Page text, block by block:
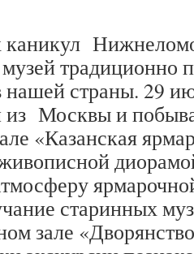
традиционно
нашей страны. 29
из Москвы и
«Казанская
старинных
зале